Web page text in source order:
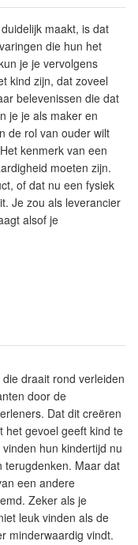
maakt, is dat
die hun het
je je vervolgens
kind zijn, dat zoveel
belevenissen die dat
je je als maker en
de rol van ouder wilt
kenmerk van een
moeten zijn.
of dat nu een fysiek
Je zou als leverancier
alsof je
draait rond verleiden
door de
Dat dit creëren
het gevoel geeft kind te
hun kindertijd nu
terugdenken. Maar dat
een andere
Zeker als je
leuk vinden als de
minderwaardig vindt.